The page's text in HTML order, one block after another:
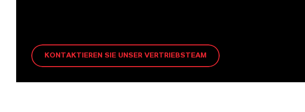
KONTAKTIEREN SIE UNSER VERTRIEBSTEAM